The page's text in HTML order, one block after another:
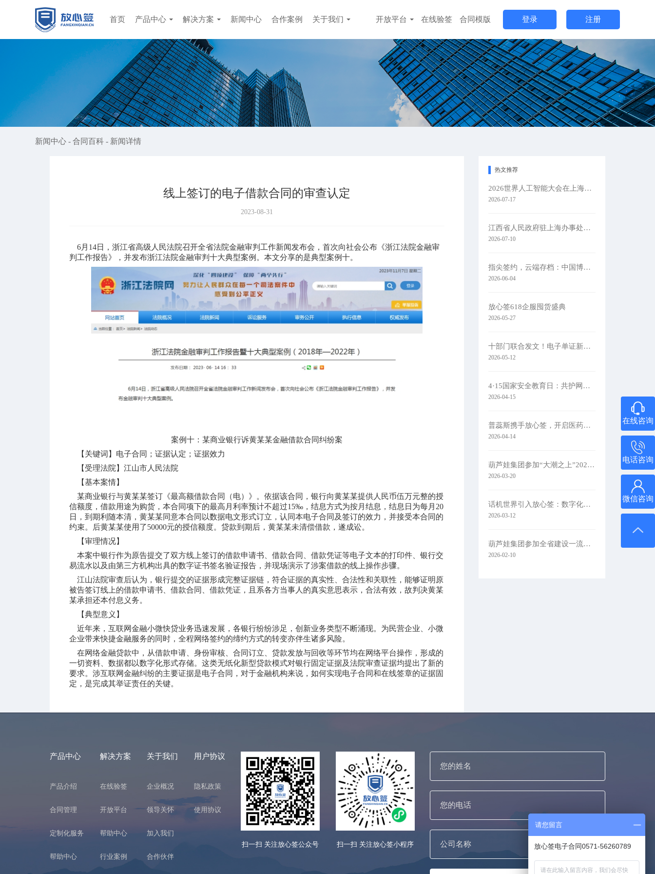
首页 产品中心 解决方案 新闻中心 合作案例 关于我们 开放平台 在线验签 合同模版 登录 注册
新闻中心 - 合同百科 - 新闻详情
线上签订的电子借款合同的审查认定
2023-08-31
6月14日，浙江省高级人民法院召开全省法院金融审判工作新闻发布会，首次向社会公布《浙江法院金融审
判工作报告》，并发布浙江法院金融审判十大典型案例。本文分享的是典型案例十。
案例十：某商业银行诉黄某某金融借款合同纠纷案
【关键词】电子合同；证据认定；证据效力
【受理法院】江山市人民法院
【基本案情】
某商业银行与黄某某签订《最高额借款合同（电）》。依据该合同，银行向黄某某提供人民币伍万元整的授
信额度，借款用途为购货，本合同项下的最高月利率预计不超过15‰，结息方式为按月结息，结息日为每月20
日，到期利随本清，黄某某同意本合同以数据电文形式订立，认同本电子合同及签订的效力，并接受本合同的
约束。后黄某某使用了50000元的授信额度。贷款到期后，黄某某未清偿借款，遂成讼。
【审理情况】
本案中银行作为原告提交了双方线上签订的借款申请书、借款合同、借款凭证等电子文本的打印件、银行交
易流水以及由第三方机构出具的数字证书签名验证报告，并现场演示了涉案借款的线上操作步骤。
江山法院审查后认为，银行提交的证据形成完整证据链，符合证据的真实性、合法性和关联性，能够证明原
被告签订线上的借款申请书、借款合同、借款凭证，且系各方当事人的真实意思表示，合法有效，故判决黄某
某承担还本付息义务。
【典型意义】
近年来，互联网金融小微快贷业务迅速发展，各银行纷纷涉足，创新业务类型不断涌现。为民营企业、小微
企业带来快捷金融服务的同时，全程网络签约的缔约方式的转变亦伴生诸多风险。
在网络金融贷款中，从借款申请、身份审核、合同订立、贷款发放与回收等环节均在网络平台操作，形成的
一切资料、数据都以数字化形式存储。这类无纸化新型贷款模式对银行固定证据及法院审查证据均提出了新的
要求。涉互联网金融纠纷的主要证据是电子合同，对于金融机构来说，如何实现电子合同和在线签章的证据固
定，是完成其举证责任的关键。
热文推荐
2026世界人工智能大会在上海隆重举办
2026-07-17
江西省人民政府驻上海办事处党组书记、主任肖承贵一行莅临集团考察
2026-07-10
指尖签约，云端存档：中国博协携手放心签，让办展更简单
2026-06-04
放心签618企服囤货盛典
2026-05-27
十部门联合发文！电子单证新规落地
2026-05-12
4·15国家安全教育日：共护网络安全​
2026-04-15
普蕊斯携手放心签，开启医药研发智慧签约新时代
2026-04-14
葫芦娃集团参加“大潮之上”2026浙商主题大会
2026-03-20
话机世界引入放心签：数字化签约赋能通信零售新未来
2026-03-12
葫芦娃集团参加全省建设一流创新生态打造最具竞争力营商环境大会
2026-02-10
产品中心
产品介绍
合同管理
定制化服务
帮助中心
解决方案
在线验签
开放平台
帮助中心
行业案例
关于我们
企业概况
领导关怀
加入我们
合作伙伴
用户协议
隐私政策
使用协议
扫一扫 关注放心签公众号 扫一扫 关注放心签小程序
在线咨询
电话咨询
微信咨询
请您留言
放心签电子合同0571-56260789